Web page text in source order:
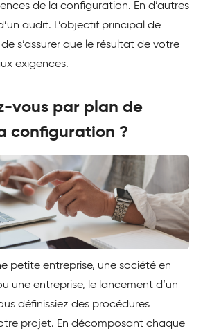
de la configuration. En d’autres
audit. L’objectif principal de
s’assurer que le résultat de votre
exigences.
vous par plan de
configuration ?
petite entreprise, une société en
une entreprise, le lancement d’un
définissiez des procédures
projet. En décomposant chaque